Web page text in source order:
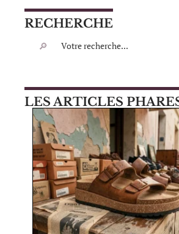
RECHERCHE
LES ARTICLES